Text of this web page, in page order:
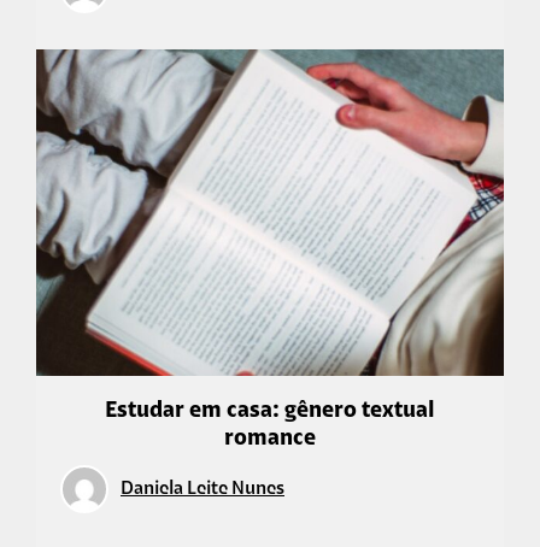
Estudar em casa: gênero textual
romance
Daniela Leite Nunes